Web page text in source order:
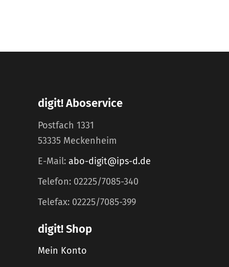
digit! Aboservice
Postfach 1331
53335 Meckenheim
E-Mail: abo-digit@ips-d.de
Telefon: 02225/7085-340
Telefax: 02225/7085-399
digit! Shop
Mein Konto